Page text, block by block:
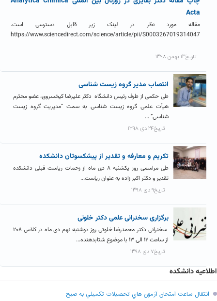
Acta
مقاله مورد نظر در لینک زیر قابل دسترسی است.
https://www.sciencedirect.com/science/article/pii/S0003267019314047
تاریخ۱۳ بهمن ۱۳۹۸
انتصاب مدیر گروه زیست شناسی
طی حکمی از طرف رئیس دانشگاه دکتر علیرضا کیخسروی، عضو محترم
هیأت علمی گروه زیست شناسی به سمت “مدیریت گروه زیست
شناسی” ...
تاریخ۲۴ دی ۱۳۹۸
تکریم و معارفه و تقدیر از پیشکسوتان دانشکده
طی مراسمی روز یکشنبه ۸ دی ماه از زحمات ریاست قبلی دانشکده
تقدیر و دکتر اکبر زاده به عنوان ریاست...
تاریخ۹ دی ۱۳۹۸
برگزاری سخنرانی علمی دکتر خلوتی
سخنرانی دکتر محمدرضا خلوتی روز دوشنبه نهم دی ماه در کلاس ۲۰۸
از ساعت ۱۲ الی ۱۳ با موضوع شتابدهنده...
تاریخ۷ دی ۱۳۹۸
اطلاعیه دانشکده
انتقال ساعت امتحان آزمون هاي تحصيلات تکميلي به صبح